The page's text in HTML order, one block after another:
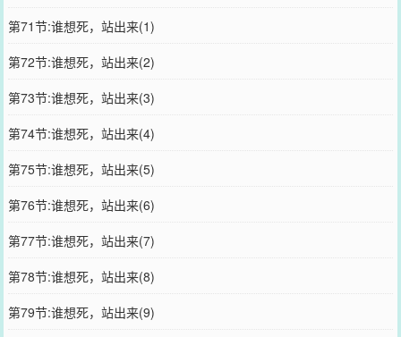
第71节:谁想死，站出来(1)
第72节:谁想死，站出来(2)
第73节:谁想死，站出来(3)
第74节:谁想死，站出来(4)
第75节:谁想死，站出来(5)
第76节:谁想死，站出来(6)
第77节:谁想死，站出来(7)
第78节:谁想死，站出来(8)
第79节:谁想死，站出来(9)